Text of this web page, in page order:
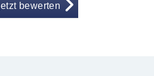
bewerten